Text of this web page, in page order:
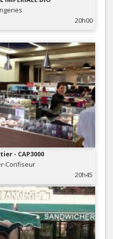
20h00
- CAP3000
Confiseur
20h45